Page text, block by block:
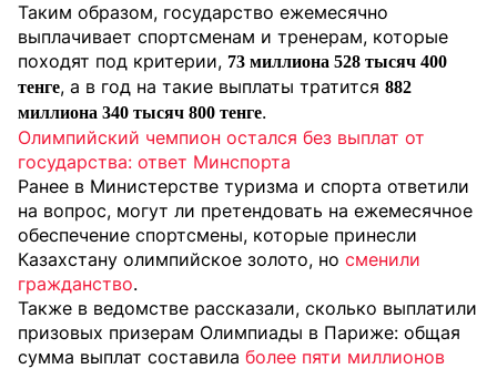
Таким образом, государство ежемесячно
выплачивает спортсменам и тренерам, которые
походят под критерии, 73 миллиона 528 тысяч 400
тенге, а в год на такие выплаты тратится 882
миллиона 340 тысяч 800 тенге.
Олимпийский чемпион остался без выплат от
государства: ответ Минспорта
Ранее в Министерстве туризма и спорта ответили
на вопрос, могут ли претендовать на ежемесячное
обеспечение спортсмены, которые принесли
Казахстану олимпийское золото, но сменили
гражданство.
Также в ведомстве рассказали, сколько выплатили
призовых призерам Олимпиады в Париже: общая
сумма выплат составила более пяти миллионов